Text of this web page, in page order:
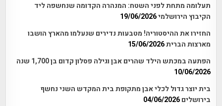
תעלומה מתחת לפני השטח: המנהרה הקדומה שנחשפה ליד
הקיבוץ הירושלמי19/06/2026
החזירו את ההיסטוריה! מטבעות נדירים שנעלמו מהארץ הושבו
מארצות הברית15/06/2026
הפתעה במכתש הילד שהרים אבן וגילה פסלון קדום בן 1,700 שנה
10/06/2026
בית יוצר גדול לכלי אבן מתקופת בית המקדש השני נחשף
בירושלים 04/06/2026